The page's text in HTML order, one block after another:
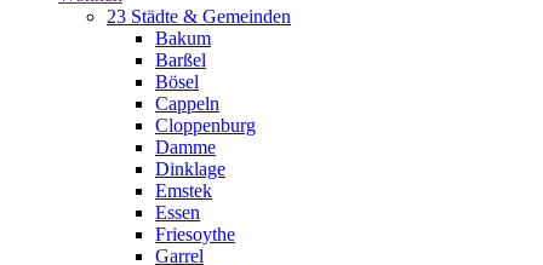
23 Städte & Gemeinden
Bakum
Barßel
Bösel
Cappeln
Cloppenburg
Damme
Dinklage
Emstek
Essen
Friesoythe
Garrel